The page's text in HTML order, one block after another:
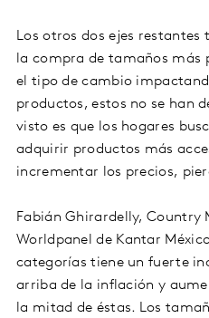
Los otros dos ejes restantes
la compra de tamaños más
el tipo de cambio
productos, estos no se han
visto es que los hogares
adquirir productos más
incrementar los precios,
Fabián Ghirardelly, Country
Worldpanel de Kantar
categorías tiene un fuerte
arriba de la inflación y
la mitad de éstas. Los